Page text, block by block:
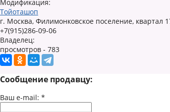
Модификация:
Тойоташоп
г. Москва, Филимонковское поселение, квартал
+7(915)286-09-06
Владелец:
просмотров - 783
Сообщение продавцу:
Ваш e-mail: *